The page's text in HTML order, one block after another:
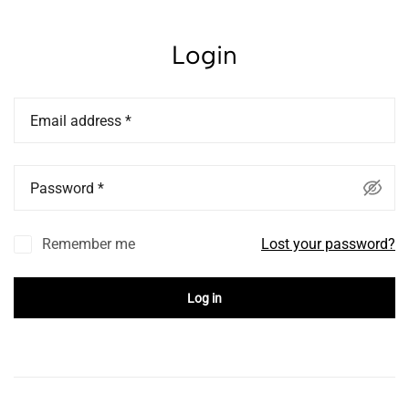
Login
Email address *
Password *
Remember me Lost your password?
Log in